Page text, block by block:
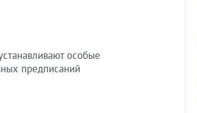
особые
предписаний